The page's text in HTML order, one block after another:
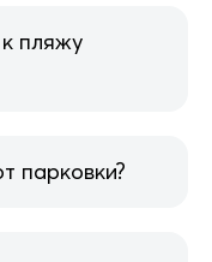
пляжу
парковки?